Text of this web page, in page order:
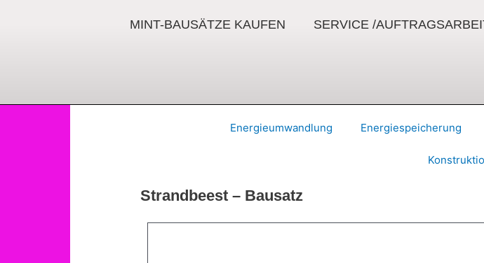
MINT-BAUSÄTZE KAUFEN SERVICE /
Energieumwandlung Energiespeicherung
Strandbeest – Bausatz